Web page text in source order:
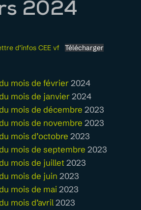
2024
d’infos CEE vf Télécharger
mois de février2024
mois de janvier2024
mois de décembre 2023
mois de novembre 2023
mois d’octobre 2023
mois de septembre 2023
mois de juillet 2023
mois de juin 2023
mois de mai2023
mois d’avril2023